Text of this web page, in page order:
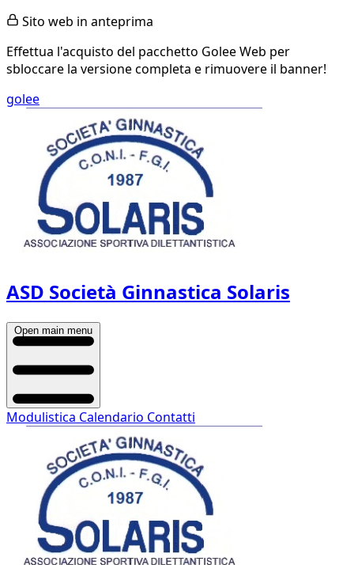
Sito web in anteprima
Effettua l'acquisto del pacchetto Golee Web per
sbloccare la versione completa e rimuovere il banner!
golee
ASD Società Ginnastica Solaris
Open main menu
Modulistica Calendario Contatti